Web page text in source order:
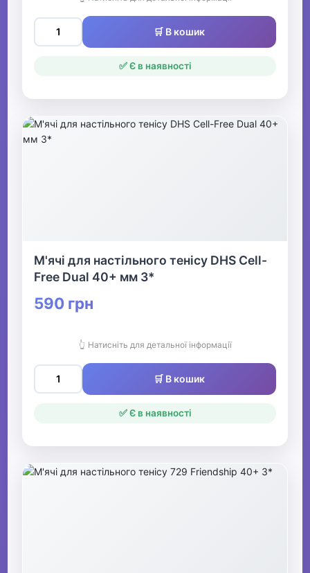
🛒 В кошик
✅ Є в наявності
М'ячі для настільного тенісу DHS Cell-
Free Dual 40+ мм 3*
590 грн
👆 Натисніть для детальної інформації
🛒 В кошик
✅ Є в наявності